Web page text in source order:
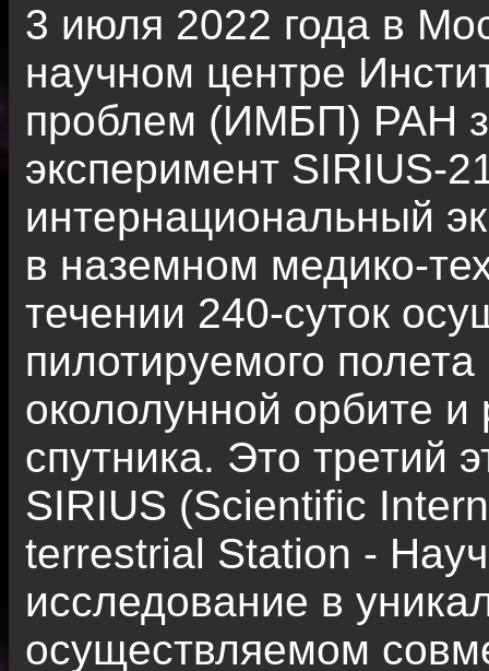
3 июля 2022 года в
научном центре
проблем (ИМБП) РАН
эксперимент SIRIUS-
интернациональный
в наземном медико-
течении 240-суток
пилотируемого
окололунной орбите
спутника. Это третий
SIRIUS (Scientific
terrestrial Station -
исследование в
осуществляемом